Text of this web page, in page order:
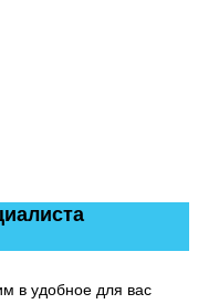
в удобное для вас